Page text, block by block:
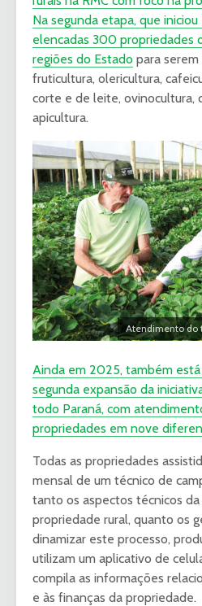
Na segunda etapa, que
elencadas 300 propriedades
regiões do Estado para
fruticultura, olericultura,
corte e de leite, ovinocultura,
apicultura.
Atendimento do
Ainda em 2025, também
segunda expansão da
todo Paraná, com
propriedades em nove
Todas as propriedades
mensal de um técnico de
tanto os aspectos técnicos
propriedade rural, quanto os
dinamizar este processo,
utilizam um aplicativo de
compila as informações
e às finanças da propriedade.